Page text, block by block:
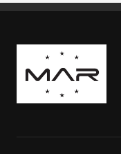
Boutique Mags à